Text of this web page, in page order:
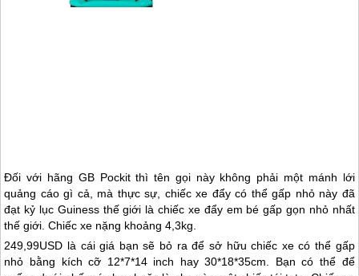
Đối với hãng GB Pockit thì tên gọi này không phải một mánh lới
quảng cáo gì cả, mà thực sự, chiếc xe đẩy có thể gấp nhỏ này đã
đạt kỷ lục Guiness thế giới là chiếc xe đẩy em bé gấp gọn nhỏ nhất
thế giới. Chiếc xe nặng khoảng 4,3kg.
249,99USD là cái giá bạn sẽ bỏ ra để sở hữu chiếc xe có thể gấp
nhỏ bằng kích cỡ 12*7*14 inch hay 30*18*35cm. Bạn có thể để